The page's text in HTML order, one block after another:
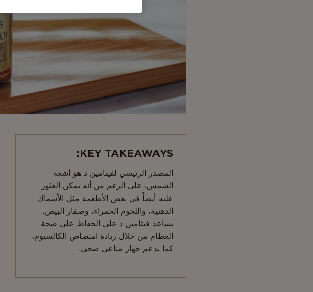
KEY TAKEAWAYS:
المصدر الرئيسي لفيتامين د هو أشعة
الشمس، على الرغم من أنه يمكن العثور
عليه أيضاً في بعض الأطعمة مثل الأسماك
الدهنية، واللحوم الحمراء، وصفار البيض.
يساعد فيتامين د على الحفاظ على صحة
العظام من خلال زيادة امتصاص الكالسيوم،
كما يدعم جهاز مناعي صحي.